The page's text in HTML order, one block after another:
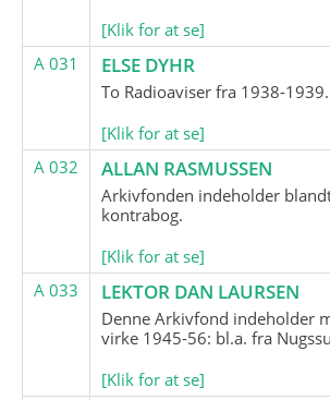
[Klik for at se]
A 031
ELSE DYHR
To Radioaviser fra 1938-1939.
[Klik for at se]
A 032
ALLAN RASMUSSEN
Arkivfonden indeholder
kontrabog.
[Klik for at se]
A 033
LEKTOR DAN LAURSEN
Denne Arkivfond indeholder
virke 1945-56: bl.a. fra
[Klik for at se]